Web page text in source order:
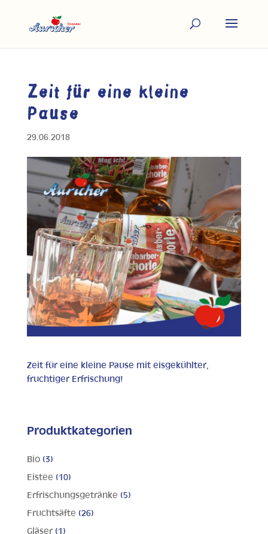
Zeit für eine kleine
Pause
29.06.2018
Zeit für eine kleine Pause mit eisgekühlter,
fruchtiger Erfrischung!
Produktkategorien
Bio (3)
Eistee (10)
Erfrischungsgetränke (5)
Fruchtsäfte (26)
Gläser (1)